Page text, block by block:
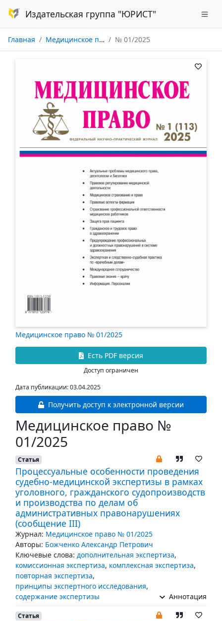
Издательская группа "ЮРИСТ"
Главная Медицинское право № 01/2025
Медицинское право № 01/2025
Есть PDF версия
Доступ ограничен
Дата публикации: 03.04.2025
Получить доступ к электронной версии
Медицинское право №
01/2025
Статья
Процессуальные особенности проведения
судебно-медицинской экспертизы в рамках
уголовного, гражданского судопроизводств
и производства по делам об
административных правонарушениях
(сообщение III)
Журнал: Медицинское право № 01/2025
Авторы: Божченко Александр Петрович
Ключевые слова: дополнительная экспертиза,
комиссионная экспертиза, комплексная экспертиза,
повторная экспертиза,
принципы экспертного исследования,
содержание экспертизы
Аннотация
Статья